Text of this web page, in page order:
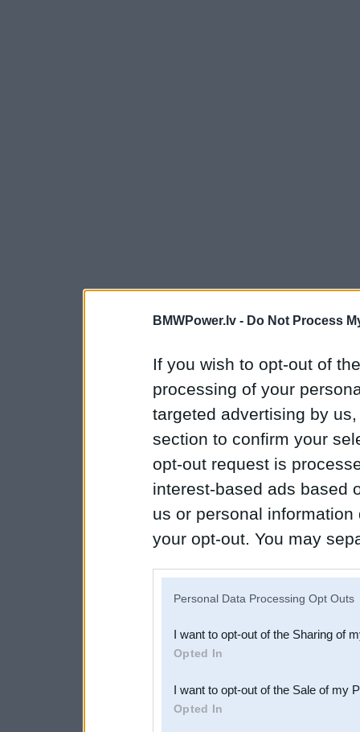
BMWPower.lv - Do Not Process
If you wish to opt-out of
processing of your
targeted advertising by
section to confirm your
opt-out request is
interest-based ads based
us or personal
your opt-out. You may
Downstream Participants
third parties.
Personal Data Processing Opt Outs
I want to opt-out of the Sharing of
Opted In
I want to opt-out of the Sale of my
Opted In